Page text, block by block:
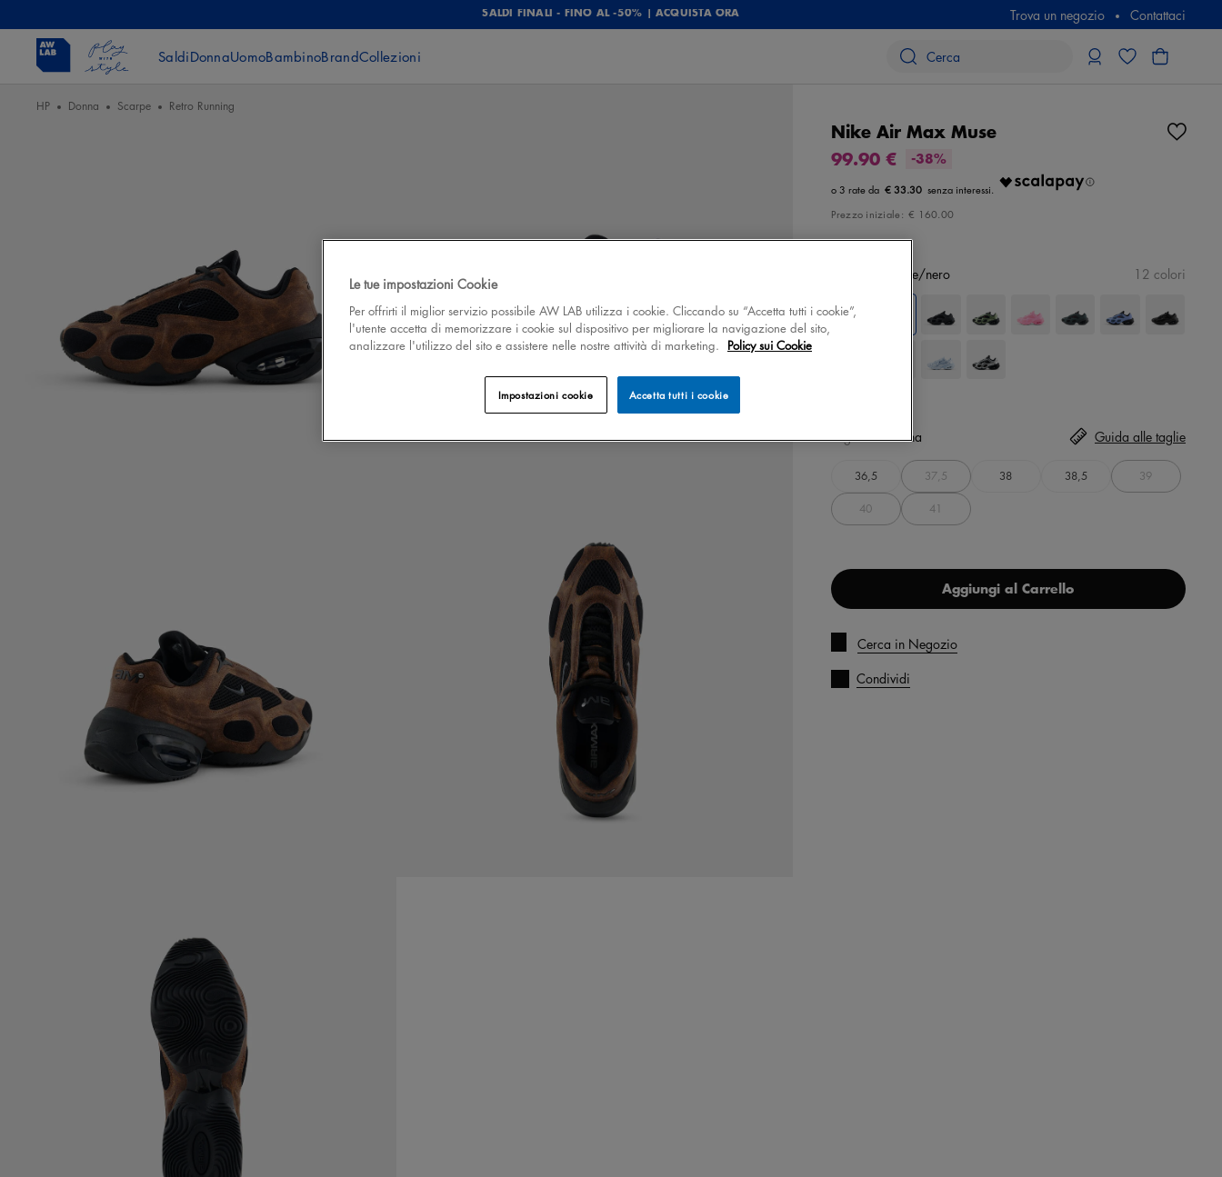
SALDI FINALI - FINO AL -50% | ACQUISTA ORA Trova un negozio Contattaci
SaldiDonnaUomoBambinoBrandCollezioni
HP Donna Scarpe Retro Running
Nike Air Max Muse
99.90 €
-38%
€ 33.30
Prezzo iniziale: € 160.00
marrone/nero 12 colori
Taglia Seleziona
36,5 37,5 38 38,5 39
40 41
Guida alle taglie
Aggiungi al Carrello
Cerca in Negozio
Condividi
Le tue impostazioni Cookie
Per offrirti il miglior servizio possibile AW LAB utilizza i cookie. Cliccando su “Accetta tutti i cookie”,
l'utente accetta di memorizzare i cookie sul dispositivo per migliorare la navigazione del sito,
analizzare l'utilizzo del sito e assistere nelle nostre attività di marketing. Policy sui Cookie
Accetta tutti i cookie
Impostazioni cookie